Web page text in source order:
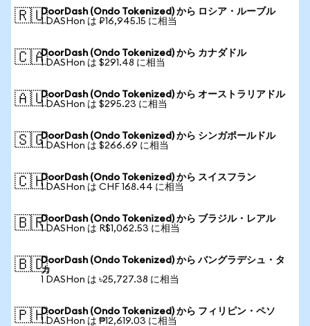
🇷🇺DoorDash (Ondo Tokenized) から ロシア・ルーブル
1 DASHon は ₽16,945.15 に相当
🇨🇦DoorDash (Ondo Tokenized) から カナダドル
1 DASHon は $291.48 に相当
🇦🇺DoorDash (Ondo Tokenized) から オーストラリアドル
1 DASHon は $295.23 に相当
🇸🇬DoorDash (Ondo Tokenized) から シンガポールドル
1 DASHon は $266.69 に相当
🇨🇭DoorDash (Ondo Tokenized) から スイスフラン
1 DASHon は CHF 168.44 に相当
🇧🇷DoorDash (Ondo Tokenized) から ブラジル・レアル
1 DASHon は R$1,062.53 に相当
🇧🇩DoorDash (Ondo Tokenized) から バングラデシュ・タ
カ
1 DASHon は ৳25,727.38 に相当
🇵🇭DoorDash (Ondo Tokenized) から フィリピン・ペソ
1 DASHon は ₱12,619.03 に相当